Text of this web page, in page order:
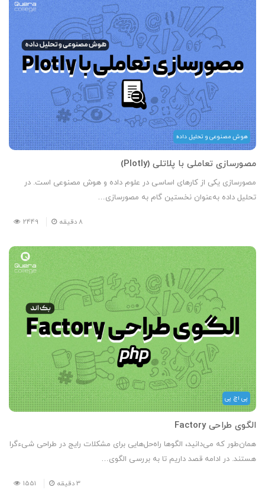
هوش مصنوعی و تحلیل داده
مصورسازی تعاملی با پلاتلی (Plotly)
مصورسازی یکی از کارهای اساسی در علوم داده و هوش مصنوعی است. در
تحلیل داده به‌عنوان نخستین گام به مصورسازی…
8دقیقه 2449
پی اچ پی
الگوی طراحی Factory
همان‌طور که می‌دانید، الگوها راه‌حل‌هایی برای مشکلات رایج در طراحی شیءگرا
هستند. در ادامه قصد داریم تا به بررسی الگوی…
3دقیقه 1551